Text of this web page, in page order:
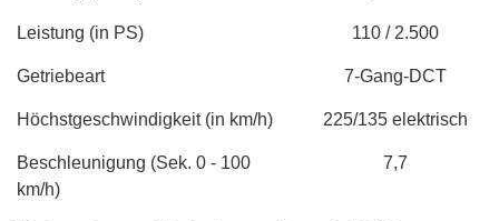
Leistung (in PS) 110 / 2.500
Getriebeart 7-Gang-DCT
Höchstgeschwindigkeit (in km/h) 225/135 elektrisch
Beschleunigung (Sek. 0 - 100
km/h)
7,7